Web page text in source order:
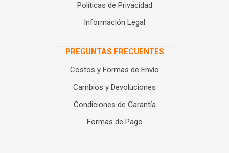
Políticas de Privacidad
Información Legal
PREGUNTAS FRECUENTES
Costos y Formas de Envío
Cambios y Devoluciones
Condiciones de Garantía
Formas de Pago